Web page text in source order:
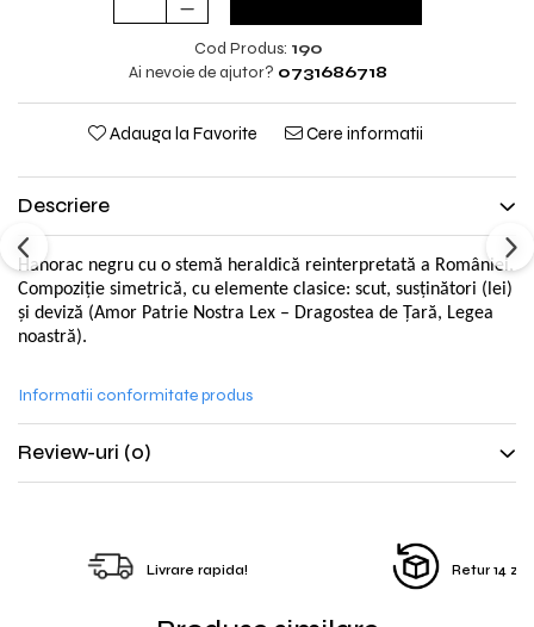
Cod Produs: 190
Ai nevoie de ajutor? 0731686718
Adauga la Favorite Cere informatii
Descriere
Hanorac negru cu o stemă heraldică reinterpretată a României.
Compoziție simetrică, cu elemente clasice: scut, susținători (lei)
și deviză (Amor Patrie Nostra Lex – Dragostea de Țară, Legea
noastră).
Informatii conformitate produs
Review-uri (0)
Livrare rapida! Retur 14